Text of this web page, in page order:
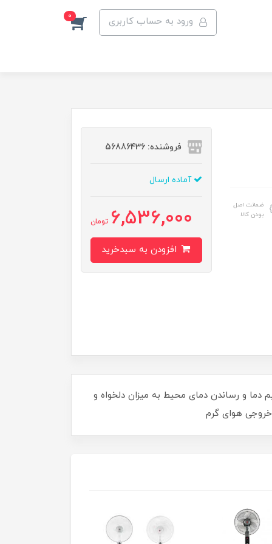
ورود به حساب کاربری 0
ضمانت اصل
بودن کالا
فروشنده: 56886436
آماده ارسال
6,536,000 تومان
دما و رساندن دمای محیط به میزان دلخواه و
هوای گرم